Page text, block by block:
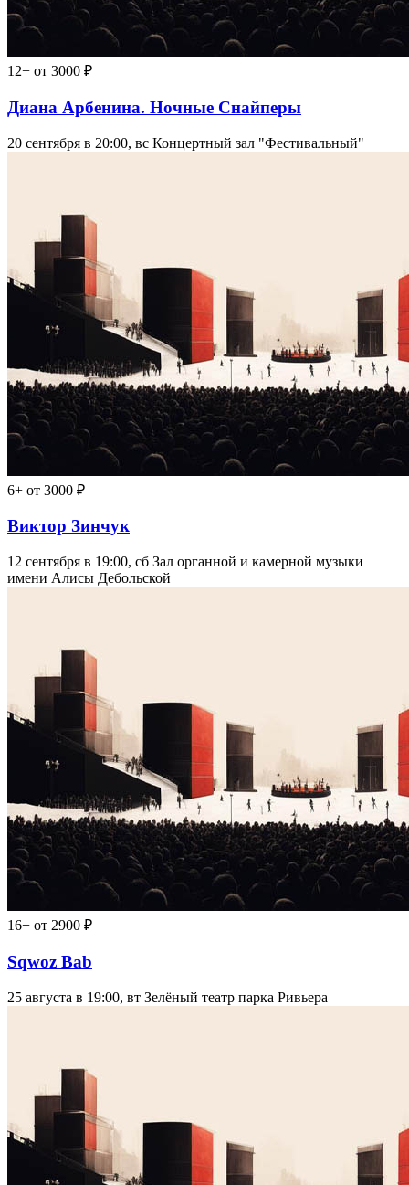
12+ от 3000 ₽
Диана Арбенина. Ночные Снайперы
20 сентября в 20:00, вс Концертный зал "Фестивальный"
6+ от 3000 ₽
Виктор Зинчук
12 сентября в 19:00, сб Зал органной и камерной музыки
имени Алисы Дебольской
16+ от 2900 ₽
Sqwoz Bab
25 августа в 19:00, вт Зелёный театр парка Ривьера